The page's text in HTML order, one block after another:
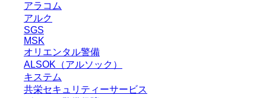
アラコム
アルク
SGS
MSK
オリエンタル警備
ALSOK（アルソック）
キステム
共栄セキュリティーサービス